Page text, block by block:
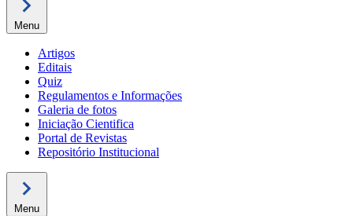
Menu
Artigos
Editais
Quiz
Regulamentos e Informações
Galeria de fotos
Iniciação Cientifica
Portal de Revistas
Repositório Institucional
Menu